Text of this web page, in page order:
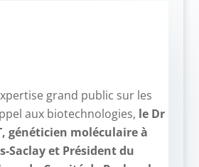
grand public sur les
aux biotechnologies, le Dr
généticien moléculaire à
Saclay et Président du